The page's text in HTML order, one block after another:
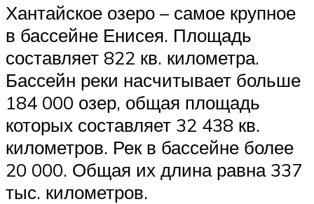
Хантайское озеро – самое крупное
в бассейне Енисея. Площадь
составляет 822 кв. километра.
Бассейн реки насчитывает больше
184 000 озер, общая площадь
которых составляет 32 438 кв.
километров. Рек в бассейне более
20 000. Общая их длина равна 337
тыс. километров.